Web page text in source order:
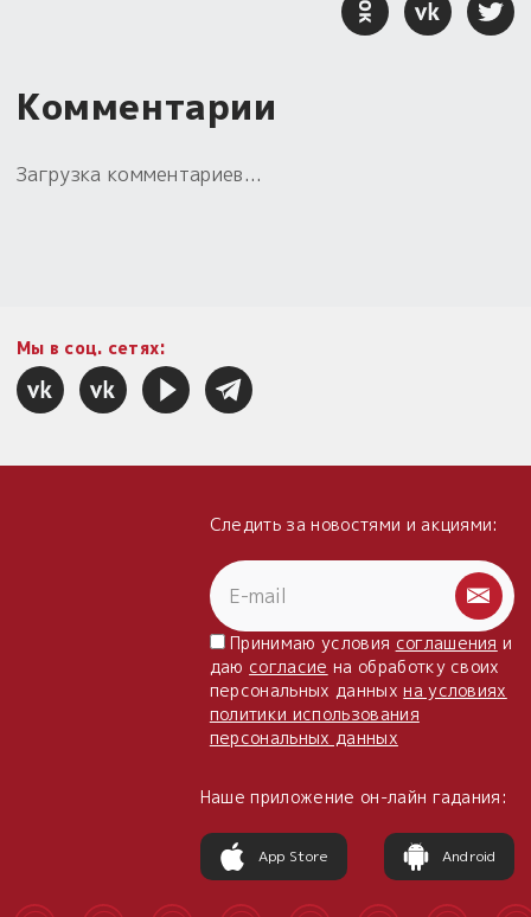
Комментарии
Загрузка комментариев...
Мы в соц. сетях:
Следить за новостями и акциями:
Принимаю условия соглашения и
даю согласие на обработку своих
персональных данныхна условиях
политики использования
персональных данных
Наше приложение он-лайн гадания:
App Store Android